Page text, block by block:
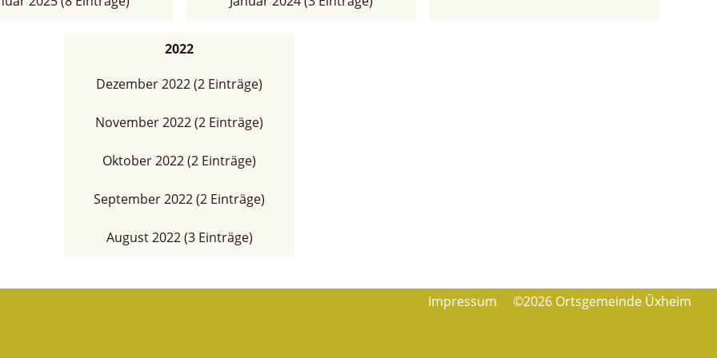
2022
Dezember 2022 (2 Einträge)
November 2022 (2 Einträge)
Oktober 2022 (2 Einträge)
September 2022 (2 Einträge)
August 2022 (3 Einträge)
Impressum ©2026 Ortsgemeinde Üxheim